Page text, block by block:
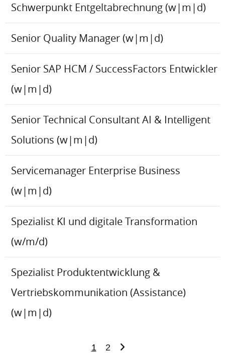
Schwerpunkt Entgeltabrechnung (w|m|d)
Senior Quality Manager (w|m|d)
Senior SAP HCM / SuccessFactors Entwickler
(w|m|d)
Senior Technical Consultant AI & Intelligent
Solutions (w|m|d)
Servicemanager Enterprise Business
(w|m|d)
Spezialist KI und digitale Transformation
(w/m/d)
Spezialist Produktentwicklung &
Vertriebskommunikation (Assistance)
(w|m|d)
1 2